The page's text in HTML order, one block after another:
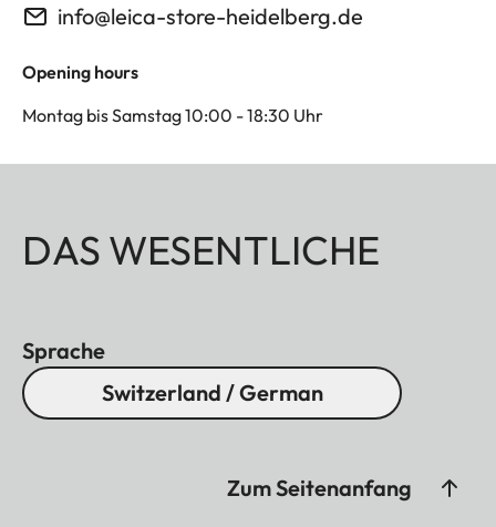
info@leica-store-heidelberg.de
Opening hours
Montag bis Samstag 10:00 - 18:30 Uhr
DAS WESENTLICHE
Sprache
Switzerland / German
Zum Seitenanfang